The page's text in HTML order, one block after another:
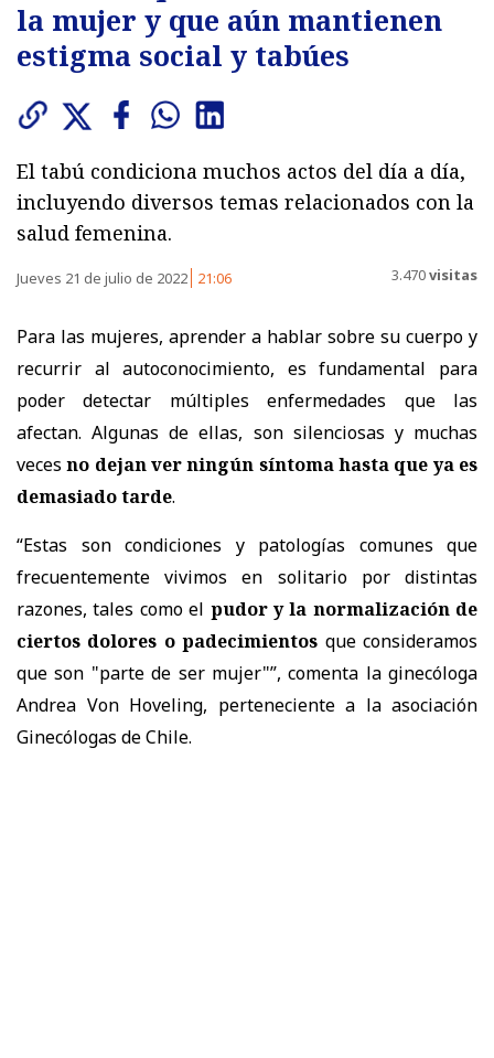
la mujer y que aún mantienen
estigma social y tabúes
El tabú condiciona muchos actos del día a día,
incluyendo diversos temas relacionados con la
salud femenina.
Jueves 21 de julio de 2022 21:06 3.470visitas
Para las mujeres, aprender a hablar sobre su cuerpo y
recurrir al autoconocimiento, es fundamental para
poder detectar múltiples enfermedades que las
afectan. Algunas de ellas, son silenciosas y muchas
veces no dejan ver ningún síntoma hasta que ya es
demasiado tarde.
“Estas son condiciones y patologías comunes que
frecuentemente vivimos en solitario por distintas
razones, tales como el pudor y la normalización de
ciertos dolores o padecimientos que consideramos
que son "parte de ser mujer"”, comenta la ginecóloga
Andrea Von Hoveling, perteneciente a la asociación
Ginecólogas de Chile.